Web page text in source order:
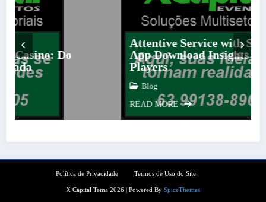
Attentive Service with Strategic Aviator
App Download Insights for Modern
Política de Privacidade Termos de Uso do Site
X Capital Tema 2026 | Powered By SpiceThemes